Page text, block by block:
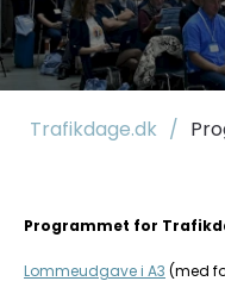
Trafikdage.dk /
Programmet for
Lommeudgave i A3 (med